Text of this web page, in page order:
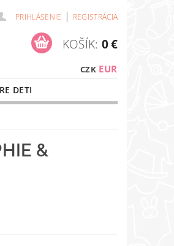
PRIHLÁSENIE | REGISTRÁCIA
CZK EUR
KOŠÍK: 0 €
DETI
&